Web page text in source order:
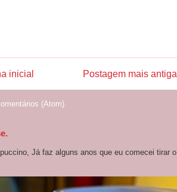
Postagem mais antiga
inicial
(Atom)
Já faz alguns anos que eu comecei tirar o